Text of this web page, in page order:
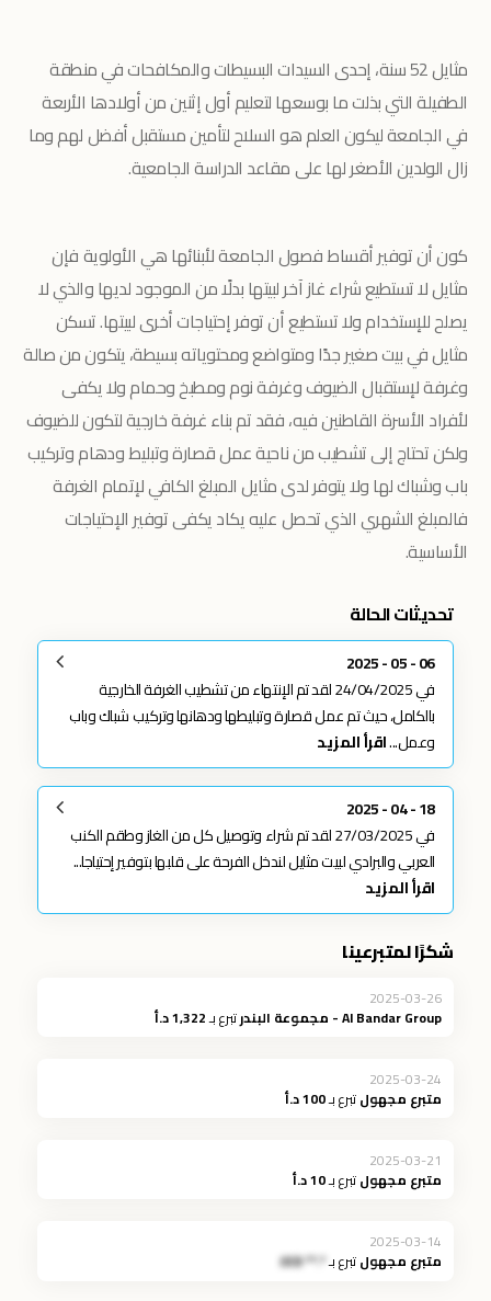
مثايل 52 سنة، إحدى السيدات البسيطات والمكافحات في منطقة
الطفيلة التي بذلت ما بوسعها لتعليم أول إثنين من أولادها الأربعة
في الجامعة ليكون العلم هو السلاح لتأمين مستقبل أفضل لهم وما
زال الولدين الأصغر لها على مقاعد الدراسة الجامعية.
كون أن توفير أقساط فصول الجامعة لأبنائها هي الأولوية فإن
مثايل لا تستطيع شراء غاز آخر لبيتها بدلًا من الموجود لديها والذي لا
يصلح للإستخدام ولا تستطيع أن توفر إحتياجات أخرى لبيتها. تسكن
مثايل في بيت صغير جدًا ومتواضع ومحتوياته بسيطة، يتكون من صالة
وغرفة لإستقبال الضيوف وغرفة نوم ومطبخ وحمام ولا يكفى
لأفراد الأسرة القاطنين فيه، فقد تم بناء غرفة خارجية لتكون للضيوف
ولكن تحتاج إلى تشطيب من ناحية عمل قصارة وتبليط ودهام وتركيب
باب وشباك لها ولا يتوفر لدى مثايل المبلغ الكافي لإتمام الغرفة
فالمبلغ الشهري الذي تحصل عليه يكاد يكفى توفير الإحتياجات
الأساسية.
تحديثات الحالة
06 - 05 - 2025
في 24/04/2025 لقد تم الإنتهاء من تشطيب الغرفة الخارجية
بالكامل، حيث تم عمل قصارة وتبليطها ودهانها وتركيب شباك وباب
وعمل...اقرأ المزيد
18 - 04 - 2025
في 27/03/2025 لقد تم شراء وتوصيل كل من الغاز وطقم الكنب
العربي والبرادي لبيت مثايل لندخل الفرحة على قلبها بتوفير إحتياجا...
اقرأ المزيد
شكرًا لمتبرعينا
2025-03-26
Al Bandar Group - مجموعة البندر تبرع بـ1,322 د.أ
2025-03-24
متبرع مجهولتبرع بـ100 د.أ
2025-03-21
متبرع مجهولتبرع بـ10 د.أ
2025-03-14
متبرع مجهولتبرع بـ*.** JOD